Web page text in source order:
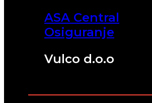
ASA Central
Osiguranje
Vulco d.o.o